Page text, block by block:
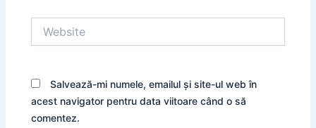
Salvează-mi numele, emailul și site-ul web în
acest navigator pentru data viitoare când o să
comentez.